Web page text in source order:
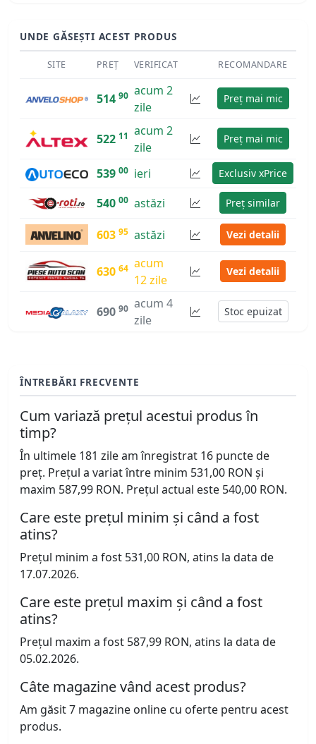
UNDE GĂSEȘTI ACEST PRODUS
SITE PREȚ VERIFICAT RECOMANDARE
514 90 acum 2
zile
Preț mai mic
522 11 acum 2
zile
Preț mai mic
539 00 ieri Exclusiv xPrice
540 00 astăzi Preț similar
603 95 astăzi Vezi detalii
630 64 acum
12 zile
Vezi detalii
690 90 acum 4
zile
Stoc epuizat
ÎNTREBĂRI FRECVENTE
Cum variază prețul acestui produs în
timp?
În ultimele 181 zile am înregistrat 16 puncte de
preț. Prețul a variat între minim 531,00 RON și
maxim 587,99 RON. Prețul actual este 540,00 RON.
Care este prețul minim și când a fost
atins?
Prețul minim a fost 531,00 RON, atins la data de
17.07.2026.
Care este prețul maxim și când a fost
atins?
Prețul maxim a fost 587,99 RON, atins la data de
05.02.2026.
Câte magazine vând acest produs?
Am găsit 7 magazine online cu oferte pentru acest
produs.